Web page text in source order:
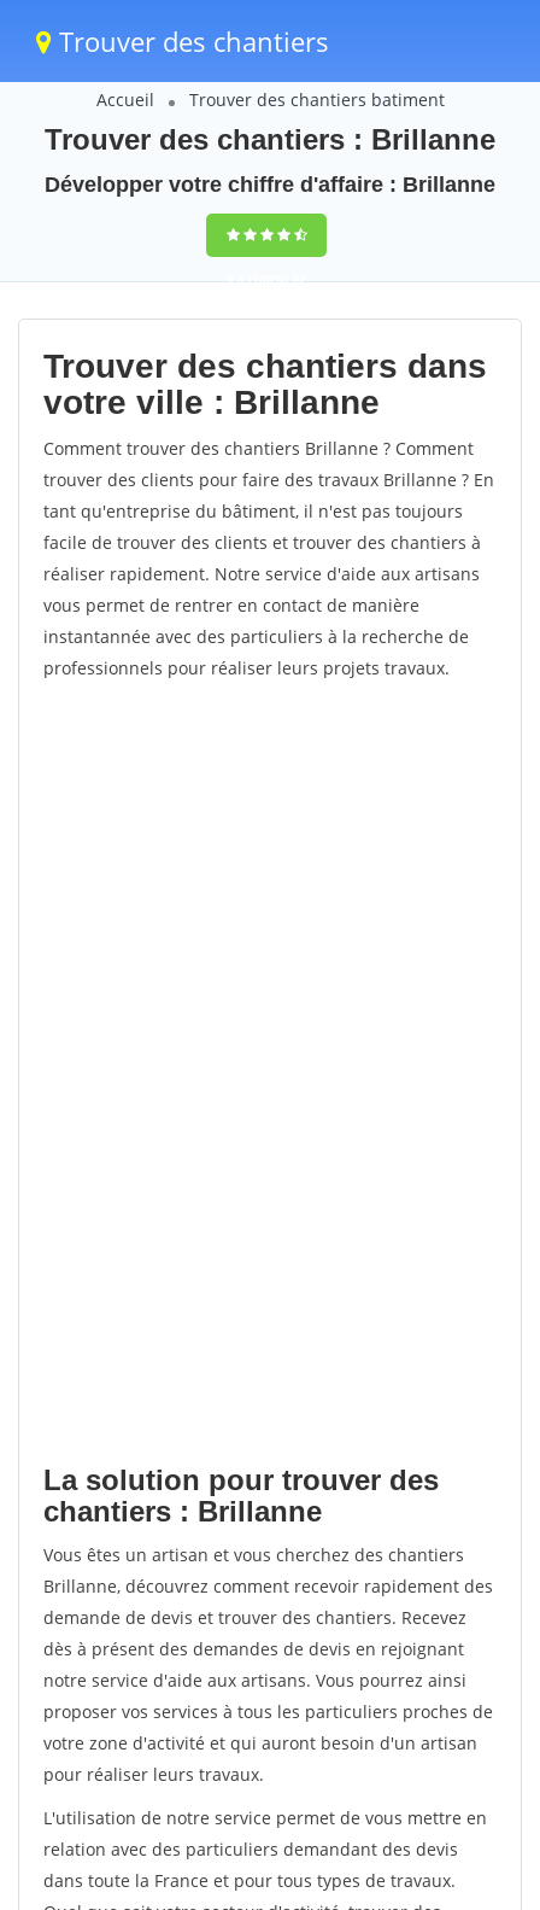
Trouver des chantiers
Accueil Trouver des chantiers batiment
Trouver des chantiers : Brillanne
Développer votre chiffre d'affaire : Brillanne
9,5(100%)42
votes
Trouver des chantiers dans
votre ville : Brillanne
Comment trouver des chantiers Brillanne ? Comment
trouver des clients pour faire des travaux Brillanne ? En
tant qu'entreprise du bâtiment, il n'est pas toujours
facile de trouver des clients et trouver des chantiers à
réaliser rapidement. Notre service d'aide aux artisans
vous permet de rentrer en contact de manière
instantannée avec des particuliers à la recherche de
professionnels pour réaliser leurs projets travaux.
La solution pour trouver des
chantiers : Brillanne
Vous êtes un artisan et vous cherchez des chantiers
Brillanne, découvrez comment recevoir rapidement des
demande de devis et trouver des chantiers. Recevez
dès à présent des demandes de devis en rejoignant
notre service d'aide aux artisans. Vous pourrez ainsi
proposer vos services à tous les particuliers proches de
votre zone d'activité et qui auront besoin d'un artisan
pour réaliser leurs travaux.
L'utilisation de notre service permet de vous mettre en
relation avec des particuliers demandant des devis
dans toute la France et pour tous types de travaux.